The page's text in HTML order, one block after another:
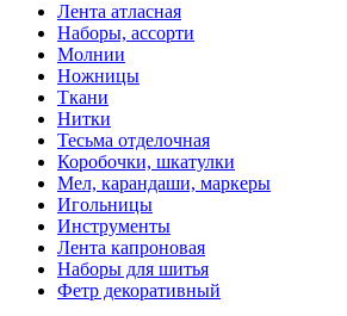
Лента атласная
Наборы, ассорти
Молнии
Ножницы
Ткани
Нитки
Тесьма отделочная
Коробочки, шкатулки
Мел, карандаши, маркеры
Игольницы
Инструменты
Лента капроновая
Наборы для шитья
Фетр декоративный